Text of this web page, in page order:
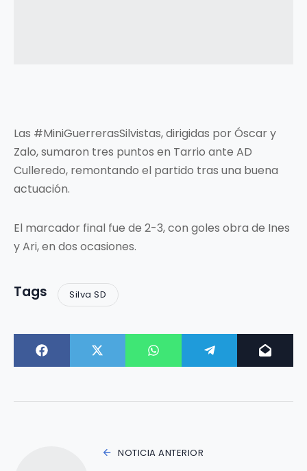
Las #MiniGuerrerasSilvistas, dirigidas por Óscar y
Zalo, sumaron tres puntos en Tarrio ante AD
Culleredo, remontando el partido tras una buena
actuación.
El marcador final fue de 2-3, con goles obra de Ines
y Ari, en dos ocasiones.
Tags Silva SD
NOTICIA ANTERIOR